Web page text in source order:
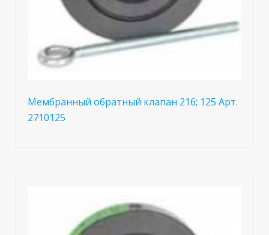
Мембранный обратный клапан 216; 125 Арт.
2710125